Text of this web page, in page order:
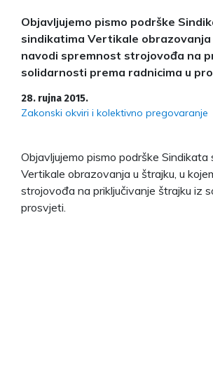
Objavljujemo pismo podrške
sindikatima Vertikale obrazovanja
navodi spremnost strojovođa na
solidarnosti prema radnicima u
28. rujna 2015.
Zakonski okviri i kolektivno pregovaranje
Objavljujemo pismo podrške
Vertikale obrazovanja u štrajku, u
strojovođa na priključivanje štrajku iz
prosvjeti.